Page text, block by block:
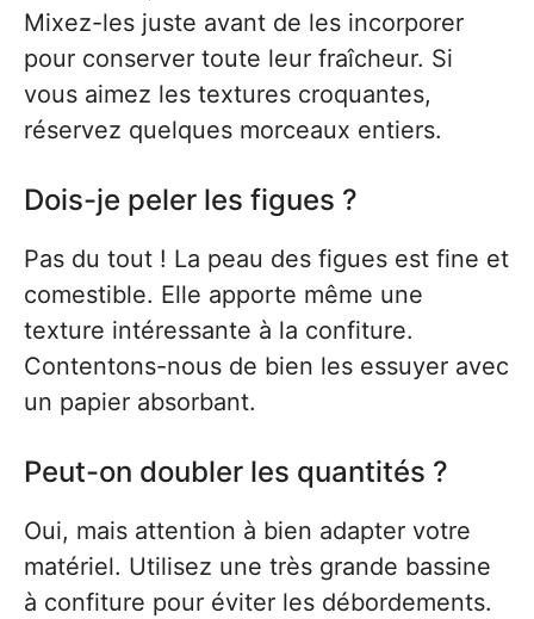
Mixez-les juste avant de les incorporer
pour conserver toute leur fraîcheur. Si
vous aimez les textures croquantes,
réservez quelques morceaux entiers.
Dois-je peler les figues ?
Pas du tout ! La peau des figues est fine et
comestible. Elle apporte même une
texture intéressante à la confiture.
Contentons-nous de bien les essuyer avec
un papier absorbant.
Peut-on doubler les quantités ?
Oui, mais attention à bien adapter votre
matériel. Utilisez une très grande bassine
à confiture pour éviter les débordements.